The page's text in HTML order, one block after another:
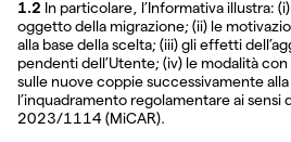
1.2 In particolare, l’Informativa illustra:
oggetto della migrazione; (ii) le
alla base della scelta; (iii) gli effetti
pendenti dell’Utente; (iv) le modalità
sulle nuove coppie successivamente
l’inquadramento regolamentare ai sensi
2023/1114 (MiCAR).